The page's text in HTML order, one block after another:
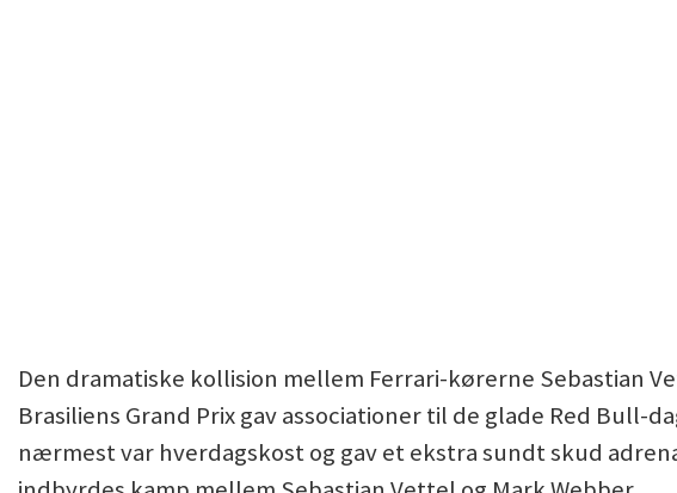
Den dramatiske kollision mellem Ferrari-kørerne Sebastian
Brasiliens Grand Prix gav associationer til de glade Red Bull-
nærmest var hverdagskost og gav et ekstra sundt skud